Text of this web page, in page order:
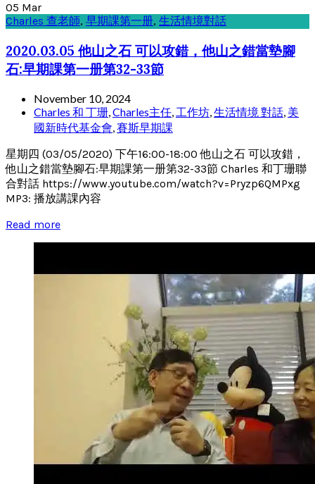
05 Mar
Charles 查老師, 早期課第一册, 生活情境對話
2020.03.05 他山之石 可以攻錯，他山之錯當墊腳
石:早期課第一册第32-33節
November 10, 2024
Charles 和 丁珊,Charles主任, 工作坊,生活情境 對話, 美
國新時代基金會,賽斯早期課
星期四 (03/05/2020) 下午16:00-18:00 他山之石 可以攻錯，
他山之錯當墊腳石:早期課第一册第32-33節 Charles 和丁珊聯
合對話 https://www.youtube.com/watch?v=Pryzp6QMPxg
MP3: 播放講課內容
Read more